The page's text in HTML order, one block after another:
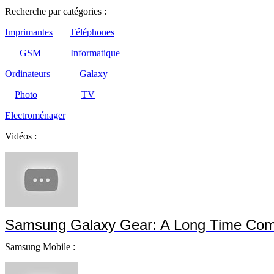
Recherche par catégories :
Imprimantes
Téléphones
GSM
Informatique
Ordinateurs
Galaxy
Photo
TV
Electroménager
Vidéos :
Samsung Galaxy Gear: A Long Time
Samsung Mobile :